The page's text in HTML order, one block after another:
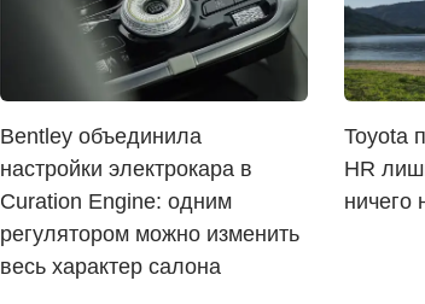
Bentley объединила
настройки электрокара в
Curation Engine: одним
регулятором можно изменить
весь характер салона
Toyota
HR
ничего